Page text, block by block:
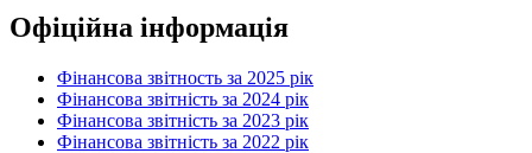
Офіційна інформація
Фінансова звітность за 2025 рік
Фінансова звітність за 2024 рік
Фінансова звітність за 2023 рік
Фінансова звітність за 2022 рік